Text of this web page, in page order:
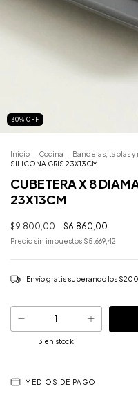
30% OFF
Inicio Cocina Bandejas, tablas y
SILICONA GRIS 23X13CM
CUBETERA X 8
23X13CM
$9.800,00 $6.860,00
Precio sin impuestos $5.669,42
Envío gratis superando los
3 en stock
MEDIOS DE PAGO